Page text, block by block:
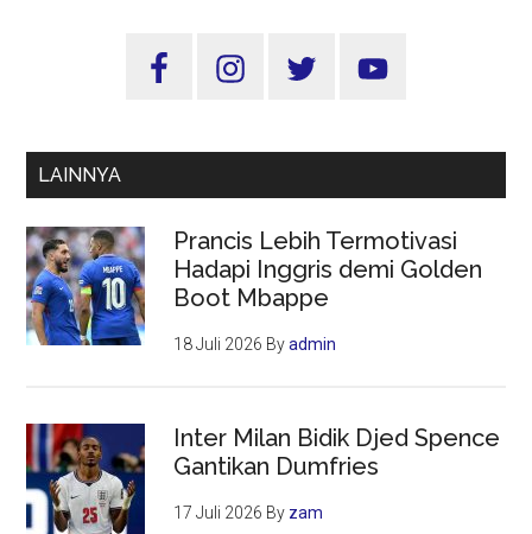
Komwil
Lahirkan
Sidebar
LAINNYA
Prancis Lebih Termotivasi
Hadapi Inggris demi Golden
Boot Mbappe
18 Juli 2026 Byadmin
Inter Milan Bidik Djed Spence
Gantikan Dumfries
17 Juli 2026 By zam